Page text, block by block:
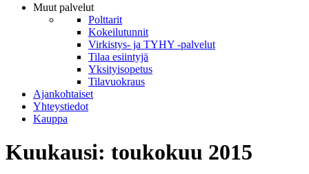
Muut palvelut
Polttarit
Kokeilutunnit
Virkistys- ja TYHY -palvelut
Tilaa esiintyjä
Yksityisopetus
Tilavuokraus
Ajankohtaiset
Yhteystiedot
Kauppa
Kuukausi: toukokuu 2015